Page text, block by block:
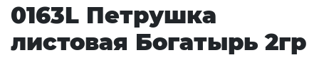
0163L Петрушка
листовая Богатырь 2гр